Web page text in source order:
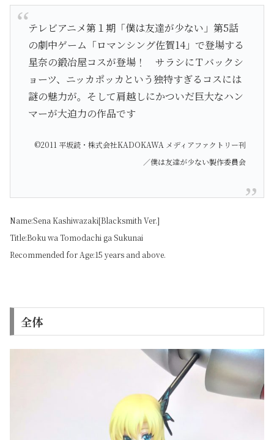
テレビアニメ第１期「僕は友達が少ない」第5話
の劇中ゲーム「ロマンシング佐賀14」で登場する
星奈の鍛冶屋コスが登場！ サラシにＴバックシ
ョーツ、ニッカポッカという独特すぎるコスには
謎の魅力が。そして肩越しにかついだ巨大なハン
マーが大迫力の作品です
©2011 平坂読・株式会社KADOKAWA メディアファクトリー刊
／僕は友達が少ない製作委員会
Name:Sena Kashiwazaki[Blacksmith Ver.]
Title:Boku wa Tomodachi ga Sukunai
Recommended for Age:15 years and above.
全体